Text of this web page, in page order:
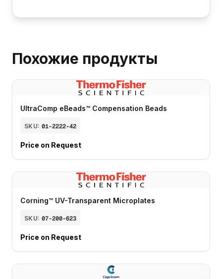
Похожие продукты
UltraComp eBeads™ Compensation Beads
SKU: 01-2222-42
Price on Request
Corning™ UV-Transparent Microplates
SKU: 07-200-623
Price on Request